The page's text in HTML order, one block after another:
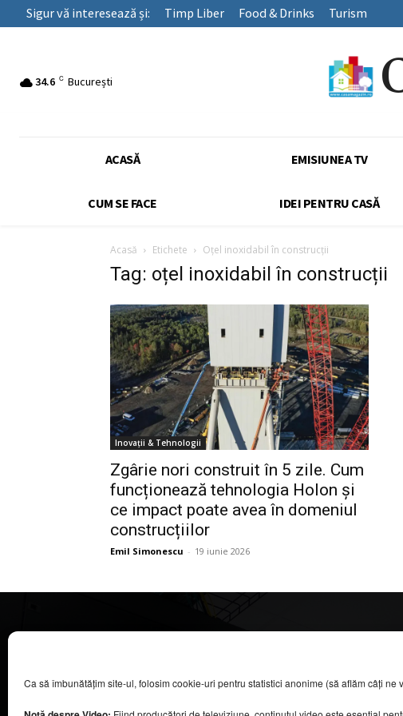
Ca să îmbunătățim site-ul, folosim cookie-uri pentru statistici anonime (să aflăm câți ne
Sigur vă interesează și: Timp Liber Food & Drinks Turism
34.6 C București
ACASĂ EMISIUNEA TV
CUM SE FACE IDEI PENTRU CASĂ
Acasă Etichete Oțel inoxidabil în construcții
Tag: oțel inoxidabil în construcții
Inovații & Tehnologii
Zgârie nori construit în 5 zile. Cum
funcționează tehnologia Holon și
ce impact poate avea în domeniul
construcțiilor
Emil Simonescu - 19 iunie 2026
COOL MEDIA BROADCASTING & EVENTS SRL.
Toate drepturile rezervate.